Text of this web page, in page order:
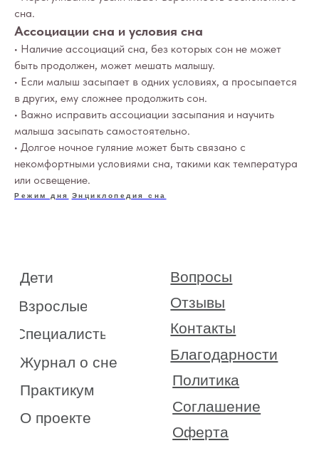
сна.
Ассоциации сна и условия сна
• Наличие ассоциаций сна, без которых сон не может
быть продолжен, может мешать малышу.
• Если малыш засыпает в одних условиях, а просыпается
в других, ему сложнее продолжить сон.
• Важно исправить ассоциации засыпания и научить
малыша засыпать самостоятельно.
• Долгое ночное гуляние может быть связано с
некомфортными условиями сна, такими как температура
или освещение.
Режим дня Энциклопедия сна
Дети
Взрослые
Специалисты
Журнал о сне
Практикум
О проекте
Политика
Вопросы
Отзывы
Контакты
Благодарности
ИП Снеговская
Ольга Сергеевна
Пн-пт: с 10:00 до
+7 (903) 011-73-03
sos@o-sne.online
Там, где картинки
Все права на материалы портала o-sne.online